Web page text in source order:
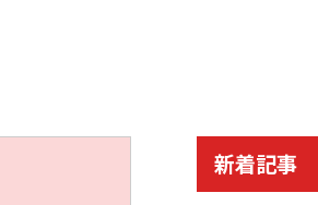
新着記事